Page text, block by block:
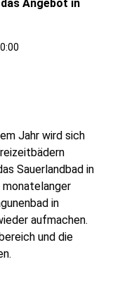
Angebot in
Jahr wird sich
Sauerlandbad in
monatelanger
in
aufmachen.
und die